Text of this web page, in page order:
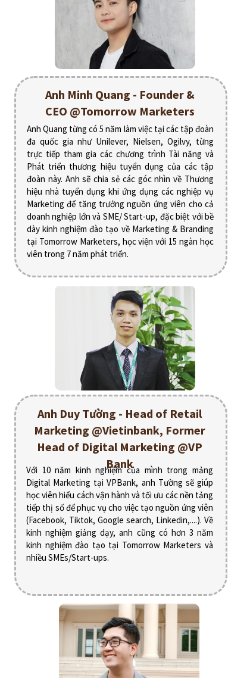
Anh Quang từng có 5 năm làm việc tại các tập đoàn
đa quốc gia như Unilever, Nielsen, Ogilvy, từng
trực tiếp tham gia các chương trình Tài năng và
Phát triển thương hiệu tuyển dụng của các tập
đoàn này. Anh sẽ chia sẻ các góc nhìn về Thương
hiệu nhà tuyển dụng khi ứng dụng các nghiệp vụ
Marketing để tăng trưởng nguồn ứng viên cho cả
doanh nghiệp lớn và SME/ Start-up, đặc biệt với bề
dày kinh nghiệm đào tạo về Marketing & Branding
tại Tomorrow Marketers, học viện với 15 ngàn học
viên trong 7 năm phát triển.
Anh Minh Quang - Founder &
CEO @Tomorrow Marketers
Với 10 năm kinh nghiệm của mình trong mảng
Digital Marketing tại VPBank, anh Tường sẽ giúp
học viên hiểu cách vận hành và tối ưu các nền tảng
tiếp thị số để phục vụ cho việc tạo nguồn ứng viên
(Facebook, Tiktok, Google search, Linkedin,....). Về
kinh nghiệm giảng dạy, anh cũng có hơn 3 năm
kinh nghiệm đào tạo tại Tomorrow Marketers và
nhiều SMEs/Start-ups.
Anh Duy Tường - Head of Retail
Marketing @Vietinbank, Former
Head of Digital Marketing @VP
Bank